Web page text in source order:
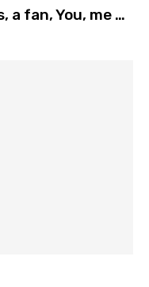
a fan, You, me …